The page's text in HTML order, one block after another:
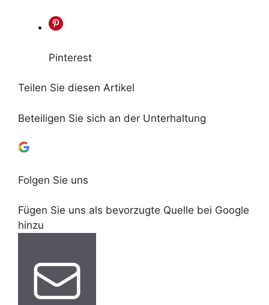
Pinterest
Teilen Sie diesen Artikel
Beteiligen Sie sich an der Unterhaltung
Folgen Sie uns
Fügen Sie uns als bevorzugte Quelle bei Google
hinzu